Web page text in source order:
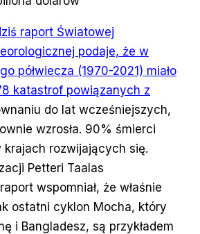
raport Światowej
podaje, że w
półwiecza (1970-2021) miało
katastrof powiązanych z
do lat wcześniejszych,
wzrosła. 90% śmierci
krajach rozwijających się.
Petteri Taalas
wspomniał, że właśnie
ostatni cyklon Mocha, który
i Bangladesz, są przykładem